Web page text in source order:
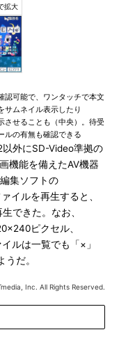
認可能で、ワンタッチで本文
サムネイル表示したり
させることも（中央）。待受
ルの有無も確認できる
外にSD-Video準拠の
機能を備えたAV機器
集ソフトの
イルを再生すると、
できた。なお、
ピクセル、
ルは一覧でも「×」
だ。
Inc. All Rights Reserved.